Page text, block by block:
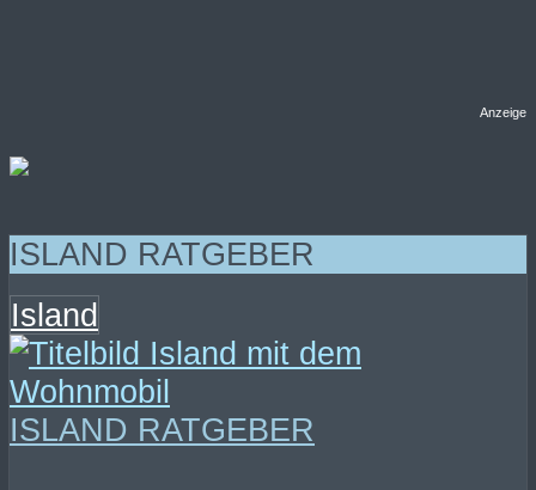
Anzeige
ISLAND RATGEBER
Island
ISLAND RATGEBER